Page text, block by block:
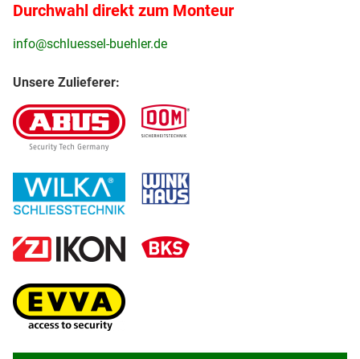
Durchwahl direkt zum Monteur
info@schluessel-buehler.de
Unsere Zulieferer: